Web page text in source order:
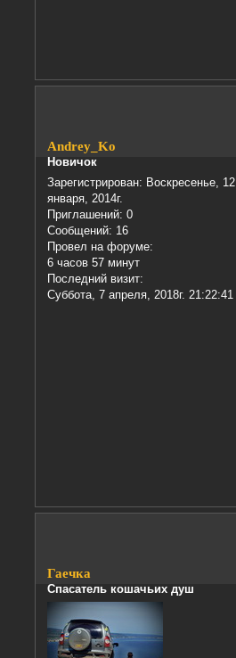
Andrey_Ko
Новичок
Зарегистрирован: Воскресенье, 12
января, 2014г.
Приглашений: 0
Сообщений: 16
Провел на форуме:
6 часов 57 минут
Последний визит:
Суббота, 7 апреля, 2018г. 21:22:41
Гаечка
Спасатель кошачьих душ